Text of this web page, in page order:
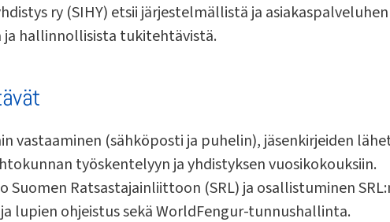
ry (SIHY) etsii järjestelmällistä ja
hallinnollisista tukitehtävistä.
vastaaminen (sähköposti ja puhelin), jäsenkirjeiden
työskentelyyn ja yhdistyksen vuosikokouksiin.
Suomen Ratsastajainliittoon (SRL) ja osallistuminen
lupien ohjeistus sekä WorldFengur-tunnushallinta.